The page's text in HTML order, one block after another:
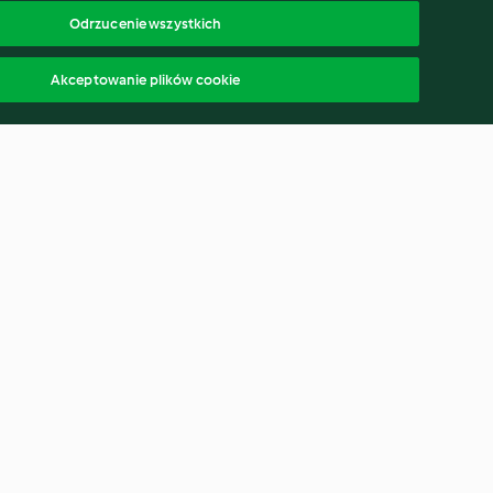
Odrzucenie wszystkich
Akceptowanie plików cookie